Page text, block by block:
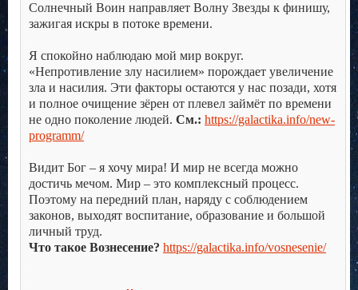
Солнечный Воин направляет Волну Звезды к финишу,
зажигая искры в потоке времени.
Я спокойно наблюдаю мой мир вокруг.
«Непротивление злу насилием» порождает увеличение
зла и насилия. Эти факторы остаются у нас позади, хотя
и полное очищение зёрен от плевел займёт по времени
не одно поколение людей. См.: https://galactika.info/new-
programm/
Видит Бог – я хочу мира! И мир не всегда можно
достичь мечом. Мир – это комплексный процесс.
Поэтому на передний план, наряду с соблюдением
законов, выходят воспитание, образование и большой
личный труд.
Что такое Вознесение? https://galactika.info/vosnesenie/